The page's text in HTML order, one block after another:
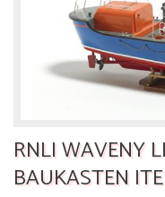
RNLI WAVENY
BAUKASTEN